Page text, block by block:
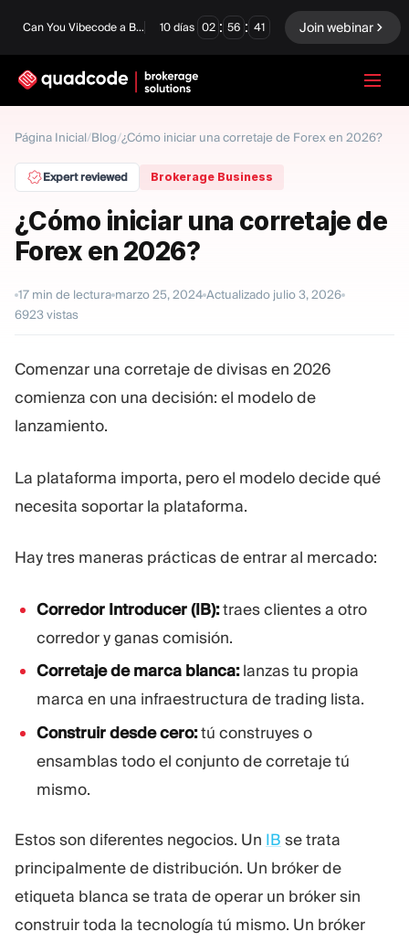
Can You Vibecode a Brokerage Platform? 10 días 02 : 56 : 40 Join webinar
Página Inicial/Blog/¿Cómo iniciar una corretaje de Forex en 2026?
Expert reviewed Brokerage Business
¿Cómo iniciar una corretaje de
Forex en 2026?
17 min de lectura marzo 25, 2024 Actualizado julio 3, 2026
6923vistas
Comenzar una corretaje de divisas en 2026
comienza con una decisión: el modelo de
lanzamiento.
La plataforma importa, pero el modelo decide qué
necesita soportar la plataforma.
Hay tres maneras prácticas de entrar al mercado:
Corredor Introducer (IB):traes clientes a otro
corredor y ganas comisión.
Corretaje de marca blanca:lanzas tu propia
marca en una infraestructura de trading lista.
Construir desde cero:tú construyes o
ensamblas todo el conjunto de corretaje tú
mismo.
Estos son diferentes negocios. Un IB se trata
principalmente de distribución. Un bróker de
etiqueta blanca se trata de operar un bróker sin
construir toda la tecnología tú mismo. Un bróker
Español
Solución Llave En Mano
Forex / CFD
Intercambio y
MÓDULOS
Plataforma De Trading
Glosario
Calculadora
Plan de negocio
Eventos
Noticias de la empresa
Carreras